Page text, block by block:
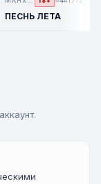
ПЕСНЬ ЛЕТА